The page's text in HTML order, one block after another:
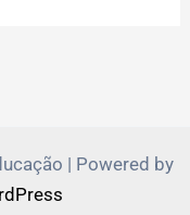
| Powered by